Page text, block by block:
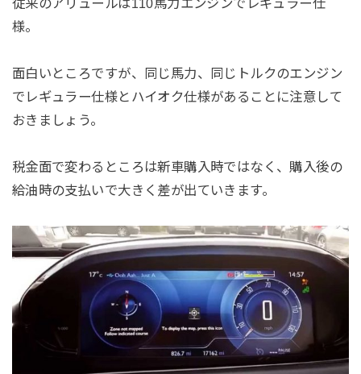
従来のアリュールは110馬力エンジンでレギュラー仕
様。
面白いところですが、同じ馬力、同じトルクのエンジン
でレギュラー仕様とハイオク仕様があることに注意して
おきましょう。
税金面で変わるところは新車購入時ではなく、購入後の
給油時の支払いで大きく差が出ていきます。